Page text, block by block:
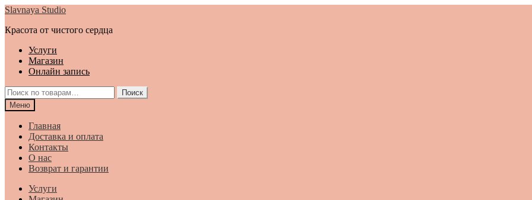
Перейти
навигации
Перейти
содержимому
Slavnaya Studio
Красота от чистого сердца
Услуги
Магазин
Онлайн запись
Искать:
Поиск
Меню
Главная
Доставка и оплата
Контакты
О нас
Возврат и гарантии
Услуги